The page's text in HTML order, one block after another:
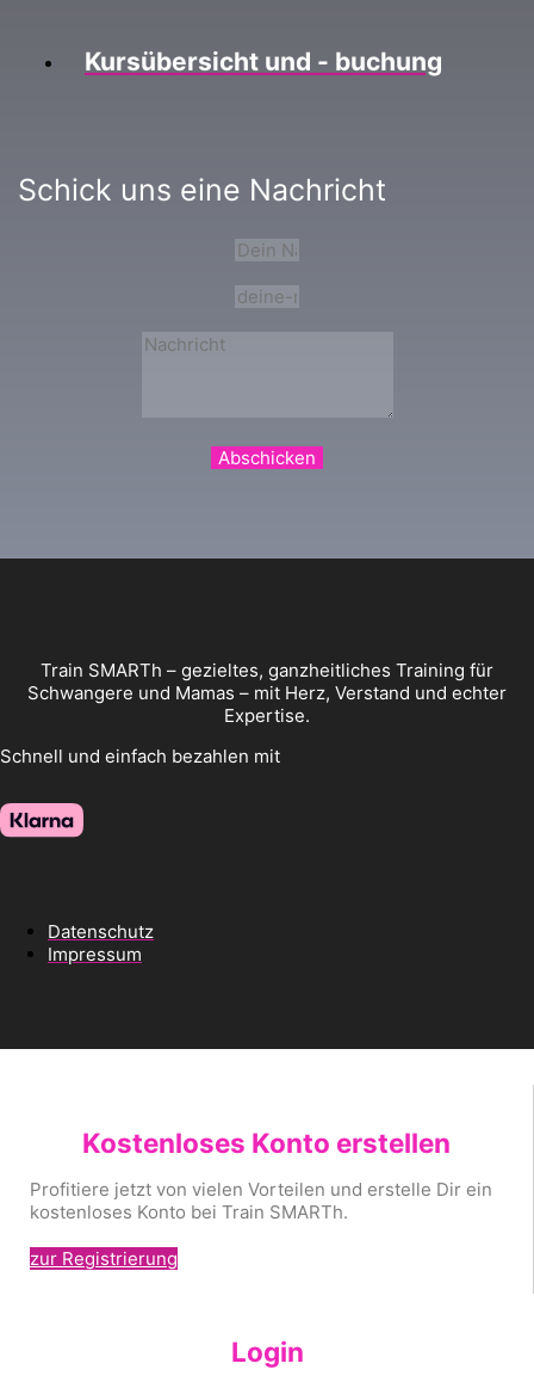
Kursübersicht und - buchung
Schick uns eine Nachricht
Abschicken
Train SMARTh – gezieltes, ganzheitliches Training für
Schwangere und Mamas – mit Herz, Verstand und echter
Expertise.
Schnell und einfach bezahlen mit
Datenschutz
Impressum
Kostenloses Konto erstellen
Profitiere jetzt von vielen Vorteilen und erstelle Dir ein
kostenloses Konto bei Train SMARTh.
zur Registrierung
Login